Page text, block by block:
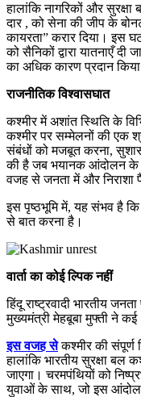
हालांकि नागरिकों और
दार , को सेना की जीप के
कायरता” करार दिया। इस
को सैनिकों द्वारा यातनाएँ
का अधिक कारण प्रदान
राजनीतिक विश्वासघात
कश्मीर में अशांत स्थिति के
कश्मीर पर सम्मेलनों की एक
संबंधों को मजबूत करना,
की है जब भयानक आंदोलन के
वजह से जनता में और निराशा
इस पृष्ठभूमि में, यह संभव है कि
से बात करना है।
वार्ता का कोई ल्पिक नहीं
हिंदू राष्ट्रवादी भारतीय
मुख्यमंत्री मेहबूबा मुफ्ती ने कई
इस वजह सेकश्मीर की संपूर्ण
हालांकि भारतीय सुरक्षा बल
जाएगा। चरमपंथियों को
युवाओं के साथ, जो इस